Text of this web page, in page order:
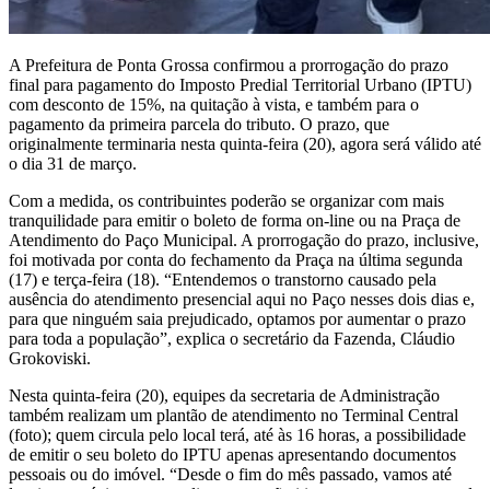
A Prefeitura de Ponta Grossa confirmou a prorrogação do prazo
final para pagamento do Imposto Predial Territorial Urbano (IPTU)
com desconto de 15%, na quitação à vista, e também para o
pagamento da primeira parcela do tributo. O prazo, que
originalmente terminaria nesta quinta-feira (20), agora será válido até
o dia 31 de março.
Com a medida, os contribuintes poderão se organizar com mais
tranquilidade para emitir o boleto de forma on-line ou na Praça de
Atendimento do Paço Municipal. A prorrogação do prazo, inclusive,
foi motivada por conta do fechamento da Praça na última segunda
(17) e terça-feira (18). “Entendemos o transtorno causado pela
ausência do atendimento presencial aqui no Paço nesses dois dias e,
para que ninguém saia prejudicado, optamos por aumentar o prazo
para toda a população”, explica o secretário da Fazenda, Cláudio
Grokoviski.
Nesta quinta-feira (20), equipes da secretaria de Administração
também realizam um plantão de atendimento no Terminal Central
(foto); quem circula pelo local terá, até às 16 horas, a possibilidade
de emitir o seu boleto do IPTU apenas apresentando documentos
pessoais ou do imóvel. “Desde o fim do mês passado, vamos até